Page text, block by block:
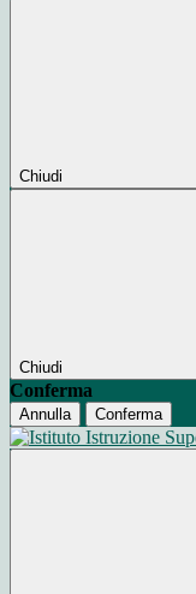
Chiudi
Chiudi
Conferma
Annulla Conferma